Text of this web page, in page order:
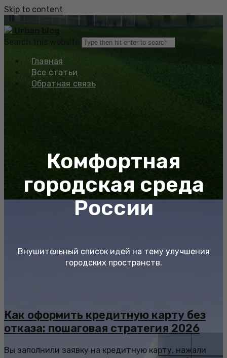
Skip to content
Urban blog
Search this website
Главная
Все статьи
Обратная связь
Комфортная
городская среда
России
Внушительный список идей на тему улучшения
городских пространств.
Как оформить кредитную карту без
отказа: пошаговая стратегия 2026
Вы заполнили заявку на кредитную карту, нажали